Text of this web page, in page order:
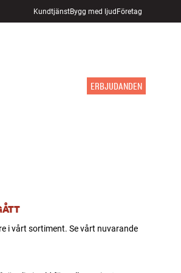
KundtjänstBygg med ljudFöretag
ERBJUDANDEN
i vårt sortiment. Se vårt nuvarande